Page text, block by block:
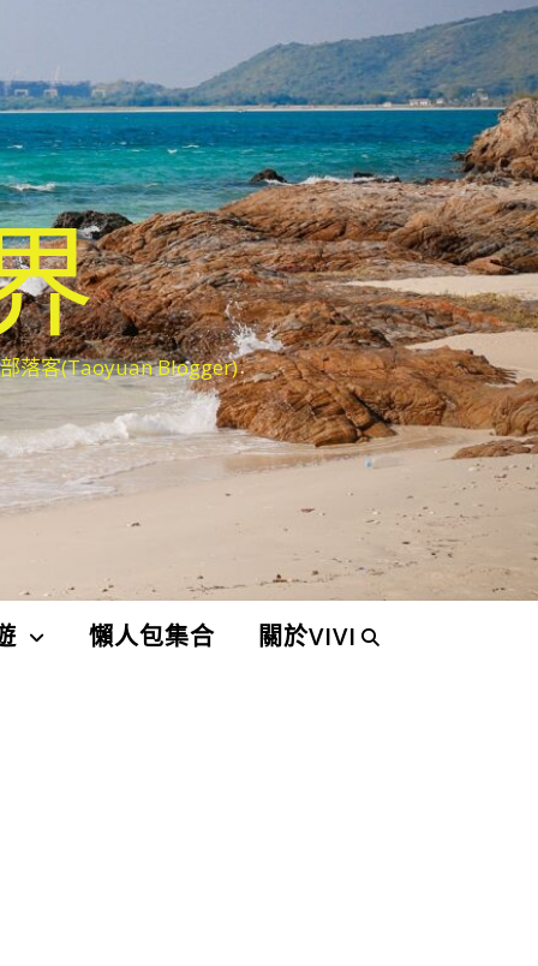
落客(Taoyuan Blogger)
懶人包集合 關於VIVI